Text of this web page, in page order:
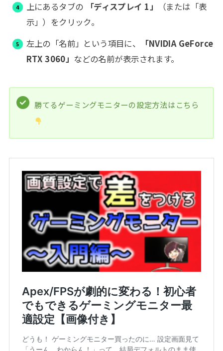
上にあるタブの
「ディスプレイ 1」
（または「表
示」）をクリック。
左上の「名前」という項目に、
「NVIDIA GeForce
RTX 3060」 などの名前が表示されます。
勝てるゲーミングモニターの設定方法はこちら